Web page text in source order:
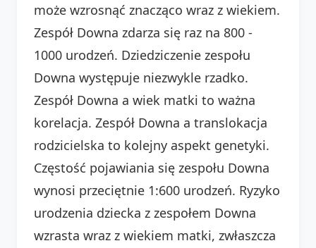
może wzrosnąć znacząco wraz z wiekiem.
Zespół Downa zdarza się raz na 800 -
1000 urodzeń. Dziedziczenie zespołu
Downa występuje niezwykle rzadko.
Zespół Downa a wiek matki to ważna
korelacja. Zespół Downa a translokacja
rodzicielska to kolejny aspekt genetyki.
Częstość pojawiania się zespołu Downa
wynosi przeciętnie 1:600 urodzeń. Ryzyko
urodzenia dziecka z zespołem Downa
wzrasta wraz z wiekiem matki, zwłaszcza